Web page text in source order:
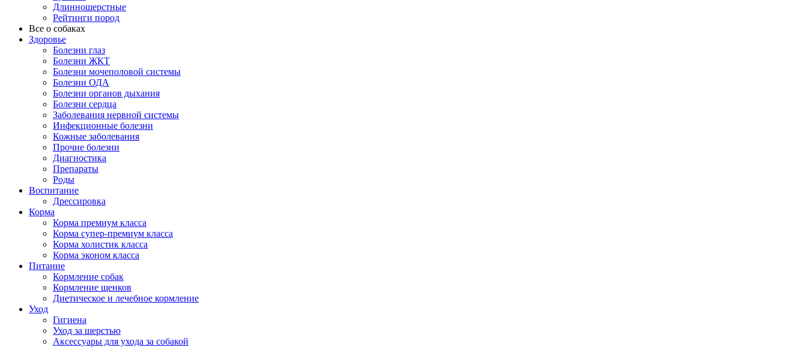
Длинношерстные
Рейтинги пород
Все о собаках
Здоровье
Болезни глаз
Болезни ЖКТ
Болезни мочеполовой системы
Болезни ОДА
Болезни органов дыхания
Болезни сердца
Заболевания нервной системы
Инфекционные болезни
Кожные заболевания
Прочие болезни
Диагностика
Препараты
Роды
Воспитание
Дрессировка
Корма
Корма премиум класса
Корма супер-премиум класса
Корма холистик класса
Корма эконом класса
Питание
Кормление собак
Кормление щенков
Диетическое и лечебное кормление
Уход
Гигиена
Уход за шерстью
Аксессуары для ухода за собакой